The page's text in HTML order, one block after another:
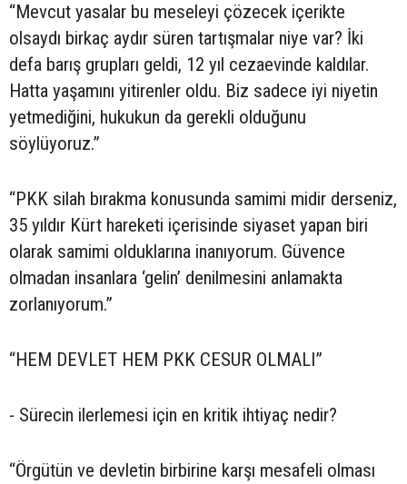
“Mevcut yasalar bu meseleyi çözecek içerikte
olsaydı birkaç aydır süren tartışmalar niye var? İki
defa barış grupları geldi, 12 yıl cezaevinde kaldılar.
Hatta yaşamını yitirenler oldu. Biz sadece iyi niyetin
yetmediğini, hukukun da gerekli olduğunu
söylüyoruz.”
“PKK silah bırakma konusunda samimi midir derseniz,
35 yıldır Kürt hareketi içerisinde siyaset yapan biri
olarak samimi olduklarına inanıyorum. Güvence
olmadan insanlara ‘gelin’ denilmesini anlamakta
zorlanıyorum.”
“HEM DEVLET HEM PKK CESUR OLMALI”
- Sürecin ilerlemesi için en kritik ihtiyaç nedir?
“Örgütün ve devletin birbirine karşı mesafeli olması